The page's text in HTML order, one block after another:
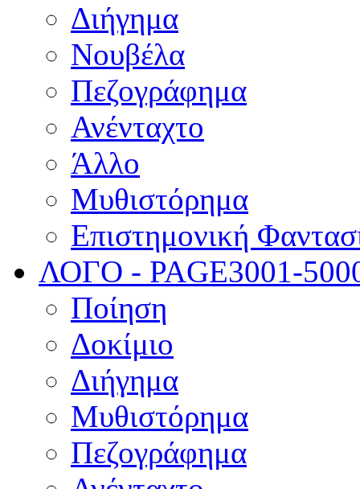
Διήγημα
Νουβέλα
Πεζογράφημα
Ανένταχτο
Άλλο
Μυθιστόρημα
Επιστημονική
ΛΟΓΟ - PAGE3001-
Ποίηση
Δοκίμιο
Διήγημα
Μυθιστόρημα
Πεζογράφημα